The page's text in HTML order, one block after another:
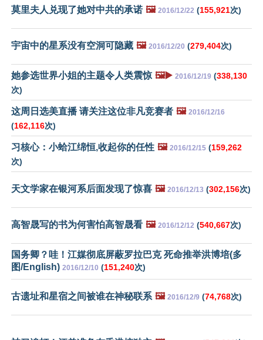
莫里夫人兑现了她对中共的承诺 🖼️ 2016/12/22 (155,921次)
宇宙中的星系没有空洞可隐藏 🖼️ 2016/12/20 (279,404次)
她参选世界小姐的主题令人类震惊 🖼️▶️ 2016/12/19 (338,130
次)
这周日选美直播 请关注这位非凡竞赛者 🖼️ 2016/12/16
(162,116次)
习核心：小蛤江绵恒,收起你的任性 🖼️ 2016/12/15 (159,262
次)
天文学家在银河系后面发现了惊喜 🖼️ 2016/12/13 (302,156次)
高智晟写的书为何害怕高智晟看 🖼️ 2016/12/12 (540,667次)
国务卿？哇！江媒彻底屏蔽罗拉巴克 死命推举洪博培(多
图/English) 2016/12/10 (151,240次)
古遗址和星宿之间被谁在神秘联系 🖼️ 2016/12/9 (74,768次)